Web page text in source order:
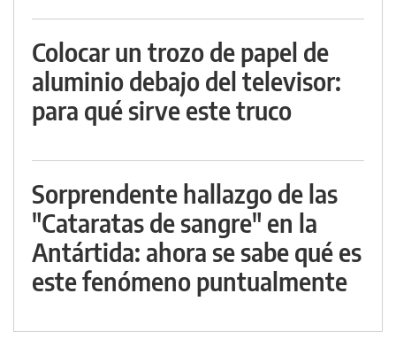
Colocar un trozo de papel de
aluminio debajo del televisor:
para qué sirve este truco
Sorprendente hallazgo de las
"Cataratas de sangre" en la
Antártida: ahora se sabe qué es
este fenómeno puntualmente